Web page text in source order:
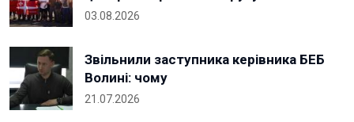
03.08.2026
Звільнили заступника керівника БЕБ
Волині: чому
21.07.2026